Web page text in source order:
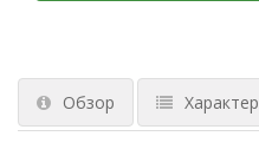
Обзор